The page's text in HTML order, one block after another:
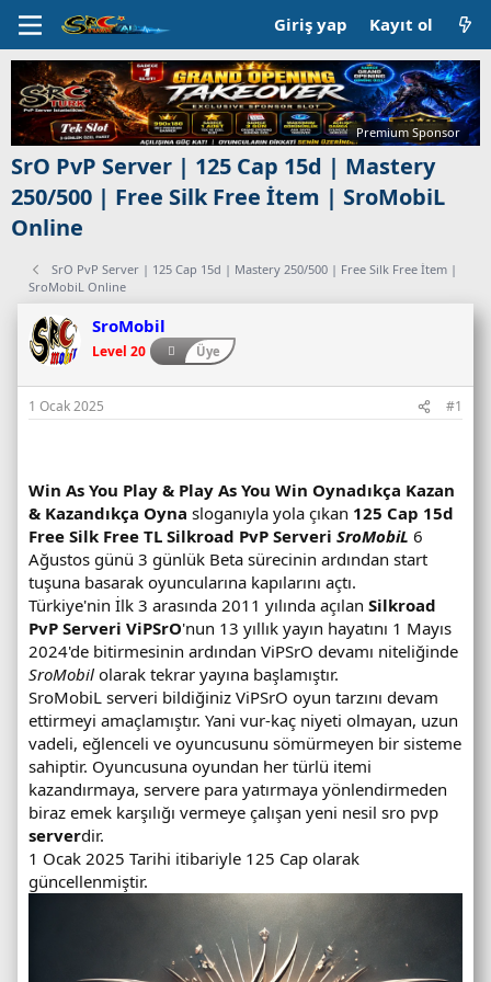
Giriş yap Kayıt ol
Premium Sponsor
SrO PvP Server | 125 Cap 15d | Mastery
250/500 | Free Silk Free İtem | SroMobiL
Online
SrO PvP Server | 125 Cap 15d | Mastery 250/500 | Free Silk Free İtem |
SroMobiL Online
a
n
l
ı
s
u
c
u
d
u
r
u
m
u
v
e
o
n
l
i
n
e
o
SroMobil
Level 20 Üye
1 Ocak 2025 #1
Win As You Play & Play As You Win Oynadıkça Kazan
& Kazandıkça Oyna sloganıyla yola çıkan 125 Cap 15d
Free Silk Free TL Silkroad PvP Serveri SroMobiL 6
Ağustos günü 3 günlük Beta sürecinin ardından start
tuşuna basarak oyuncularına kapılarını açtı.
Türkiye'nin İlk 3 arasında 2011 yılında açılan Silkroad
PvP Serveri ViPSrO'nun 13 yıllık yayın hayatını 1 Mayıs
2024'de bitirmesinin ardından ViPSrO devamı niteliğinde
SroMobil olarak tekrar yayına başlamıştır.
SroMobiL serveri bildiğiniz ViPSrO oyun tarzını devam
ettirmeyi amaçlamıştır. Yani vur-kaç niyeti olmayan, uzun
vadeli, eğlenceli ve oyuncusunu sömürmeyen bir sisteme
sahiptir. Oyuncusuna oyundan her türlü itemi
kazandırmaya, servere para yatırmaya yönlendirmeden
biraz emek karşılığı vermeye çalışan yeni nesil sro pvp
serverdir.
1 Ocak 2025 Tarihi itibariyle 125 Cap olarak
güncellenmiştir.